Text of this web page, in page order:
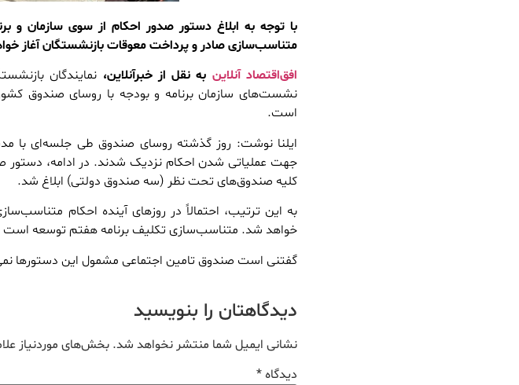
با توجه به ابلاغ دستور صدور احکام از سوی سازمان و
متناسب‌سازی صادر و پرداخت معوقات بازنشستگان آغاز
افق‌اقتصاد آنلاین به نقل از خبرآنلاین، نمایندگان
نشست‌های سازمان برنامه و بودجه با روسای صندوق
است.
ایلنا نوشت: روز گذشته روسای صندوق طی جلسه‌ای با
جهت عملیاتی شدن احکام نزدیک شدند. در ادامه، دستور
کلیه صندوق‌های تحت نظر (سه صندوق دولتی) ابلاغ شد.
به این ترتیب، احتمالاً در روزهای آینده احکام
خواهد شد. متناسب‌سازی تکلیف برنامه هفتم توسعه است و
گفتنی است صندوق تامین اجتماعی مشمول این دستورها
دیدگاهتان را بنویسید
نشانی ایمیل شما منتشر نخواهد شد. بخش‌های موردنیاز
دیدگاه*